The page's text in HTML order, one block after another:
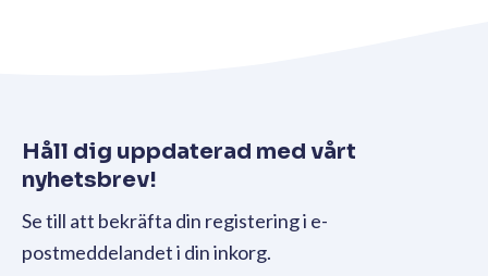
Håll dig uppdaterad med vårt
nyhetsbrev!
Se till att bekräfta din registering i e-
postmeddelandet i din inkorg.